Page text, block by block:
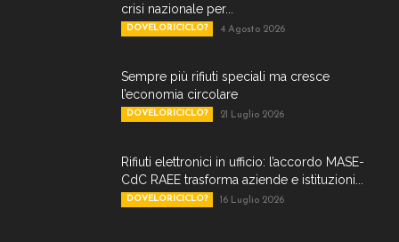
crisi nazionale per...
DOVELORICICLO? 4 Agosto 2026
Sempre più rifiuti speciali ma cresce
l’economia circolare
DOVELORICICLO? 21 Luglio 2026
Rifiuti elettronici in ufficio: l’accordo MASE-
CdC RAEE trasforma aziende e istituzioni...
DOVELORICICLO? 16 Luglio 2026